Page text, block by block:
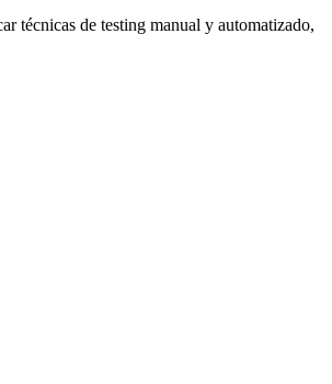
técnicas de testing manual y automatizado,